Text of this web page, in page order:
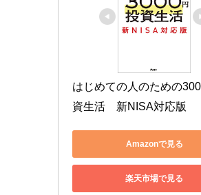
はじめての人のための
資生活　新NISA対応版
Amazonで見る
楽天市場で見る